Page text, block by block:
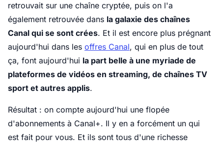
retrouvait sur une chaîne cryptée, puis on l'a
également retrouvée dans la galaxie des chaînes
Canal qui se sont crées. Et il est encore plus prégnant
aujourd'hui dans les offres Canal, qui en plus de tout
ça, font aujourd'hui la part belle à une myriade de
plateformes de vidéos en streaming, de chaînes TV
sport et autres applis.
Résultat : on compte aujourd'hui une flopée
d'abonnements à Canal+. Il y en a forcément un qui
est fait pour vous. Et ils sont tous d'une richesse